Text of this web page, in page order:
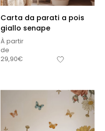
Carta da parati a pois
giallo senape
À partir
de
29,90€